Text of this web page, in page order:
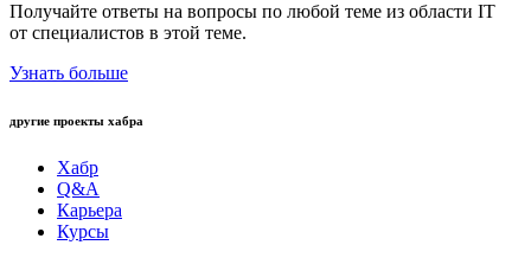
Получайте ответы на вопросы по любой теме из области IT
от специалистов в этой теме.
Узнать больше
другие проекты хабра
Хабр
Q&A
Карьера
Курсы